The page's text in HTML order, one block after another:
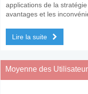
applications de la
avantages et les
Lire la suite
Moyenne des